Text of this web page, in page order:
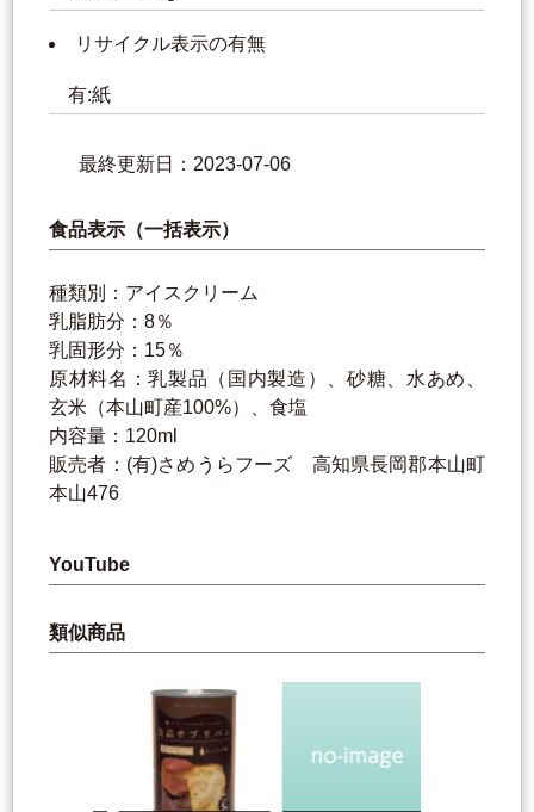
リサイクル表示の有無
有:紙
最終更新日：2023-07-06
食品表示（一括表示）
種類別：アイスクリーム
乳脂肪分：8％
乳固形分：15％
原材料名：乳製品（国内製造）、砂糖、水あめ、
玄米（本山町産100%）、食塩
内容量：120ml
販売者：(有)さめうらフーズ 高知県長岡郡本山町
本山476
YouTube
類似商品